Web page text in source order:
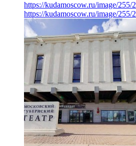
https://kudamoscow.ru/image/
https://kudamoscow.ru/image/